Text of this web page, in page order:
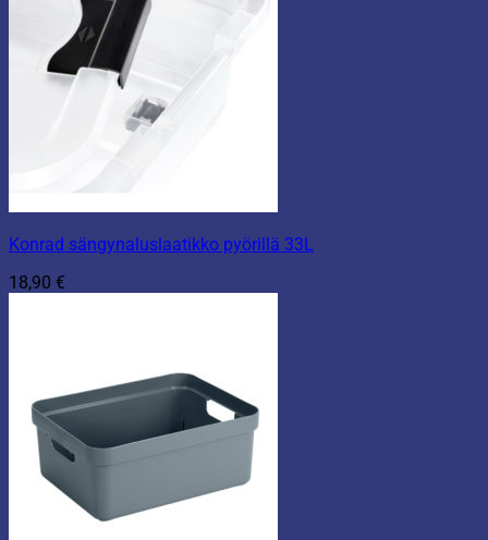
Konrad sängynaluslaatikko pyörillä 33L
18,90 €